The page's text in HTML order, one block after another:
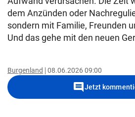
dem Anzünden oder
sondern mit Familie, Freunden
Und das gehe mit den neuen
Burgenland 08.06.2026 09:00
commentJetzt